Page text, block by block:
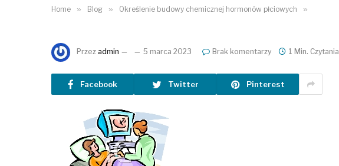
Home » Blog » Określenie budowy chemicznej hormonów płciowych »
Przez admin 5 marca 2023 Brak komentarzy 1 Min. Czytania
Facebook Twitter Pinterest